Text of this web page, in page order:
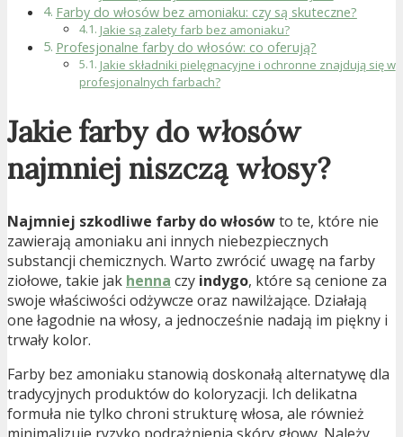
Farby do włosów bez amoniaku: czy są skuteczne?
Jakie są zalety farb bez amoniaku?
Profesjonalne farby do włosów: co oferują?
Jakie składniki pielęgnacyjne i ochronne znajdują się w
profesjonalnych farbach?
Jakie farby do włosów
najmniej niszczą włosy?
Najmniej szkodliwe farby do włosówto te, które nie
zawierają amoniaku ani innych niebezpiecznych
substancji chemicznych. Warto zwrócić uwagę na farby
ziołowe, takie jak henna czy indygo, które są cenione za
swoje właściwości odżywcze oraz nawilżające. Działają
one łagodnie na włosy, a jednocześnie nadają im piękny i
trwały kolor.
Farby bez amoniaku stanowią doskonałą alternatywę dla
tradycyjnych produktów do koloryzacji. Ich delikatna
formuła nie tylko chroni strukturę włosa, ale również